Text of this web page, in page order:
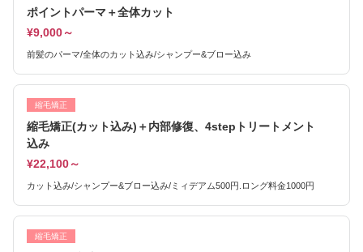
ポイントパーマ＋全体カット
¥9,000～
前髪のパーマ/全体のカット込み/シャンプー&ブロー込み
縮毛矯正
縮毛矯正(カット込み)＋内部修復、4stepトリートメント
込み
¥22,100～
カット込み/シャンプー&ブロー込み/ミィデアム500円.ロング料金1000円
縮毛矯正